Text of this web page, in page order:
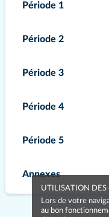
Période 1
Période 2
Période 3
Période 4
Période 5
Annexes
UTILISATION DES
Lors de votre
au bon